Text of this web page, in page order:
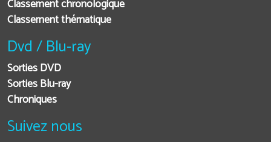
Classement chronologique
Classement thématique
Dvd / Blu-ray
Sorties DVD
Sorties Blu-ray
Chroniques
Suivez nous